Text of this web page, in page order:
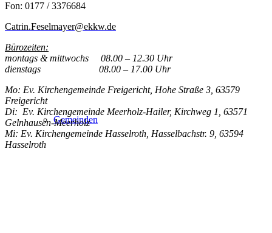
Gemeinden
Fon: 0177 / 3376684
Catrin.Feselmayer@ekkw.de
Bürozeiten:
montags & mittwochs 08.00 – 12.30 Uhr
dienstags 08.00 – 17.00 Uhr
Mo: Ev. Kirchengemeinde Freigericht, Hohe Straße 3, 63579
Freigericht
Di: Ev. Kirchengemeinde Meerholz-Hailer, Kirchweg 1, 63571
Gelnhausen-Meerholz
Mi: Ev. Kirchengemeinde Hasselroth, Hasselbachstr. 9, 63594
Hasselroth